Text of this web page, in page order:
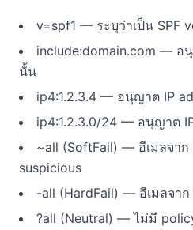
v=spf1 — ระบุว่าเป็น SPF
include:domain.com — อ
นั้น
ip4:1.2.3.4 — อนุญาต IP
ip4:1.2.3.0/24 — อนุญาต
~all (SoftFail) — อีเมลจาก
suspicious
-all (HardFail) — อีเมลจา
?all (Neutral) — ไม่มี